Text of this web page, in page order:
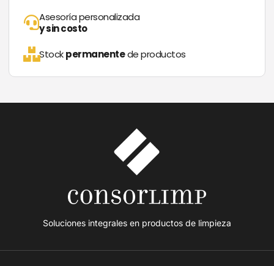
Asesoría personalizada
y sin costo
Stockpermanentede productos
Soluciones integrales en productos de limpieza